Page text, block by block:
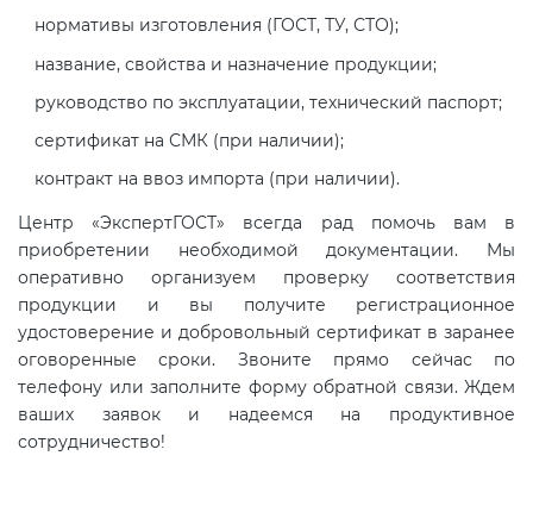
нормативы изготовления (ГОСТ, ТУ, СТО);
название, свойства и назначение продукции;
руководство по эксплуатации, технический паспорт;
сертификат на СМК (при наличии);
контракт на ввоз импорта (при наличии).
Центр «ЭкспертГОСТ» всегда рад помочь вам в
приобретении необходимой документации. Мы
оперативно организуем проверку соответствия
продукции и вы получите регистрационное
удостоверение и добровольный сертификат в заранее
оговоренные сроки. Звоните прямо сейчас по
телефону или заполните форму обратной связи. Ждем
ваших заявок и надеемся на продуктивное
сотрудничество!